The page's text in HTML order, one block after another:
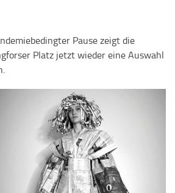
Pause zeigt die
Platz jetzt wieder eine Auswahl